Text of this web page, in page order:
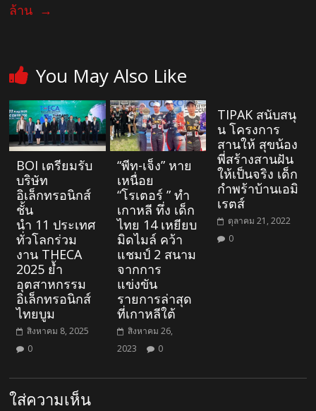
ล้าน →
You May Also Like
BOI เตรียมรับ
บริษัท
อิเล็กทรอนิกส์
ชั้น
นำ 11 ประเทศ
ทั่วโลกร่วม
งาน THECA
2025 ย้ำ
อุตสาหกรรม
อิเล็กทรอนิกส์
ไทยบูม
สิงหาคม 8, 2025
0
“พีท-เจ็ง” หาย
เหนื่อย
“โรเตอร์ ” ทำ
เกาหลี ทึ่ง เด็ก
ไทย 14 เหยียบ
มิดไมล์ คว้า
แชมป์ 2 สนาม
จากการ
แข่งขัน
รายการล่าสุด
ที่เกาหลีใต้
สิงหาคม 26,
2023
0
TIPAK สนับสนุ
น โครงการ
สานให้ สุขน้อง
พี่สร้างสานฝัน
ให้เป็นจริง เด็ก
กำพร้าบ้านเอมิ
เรตส์
ตุลาคม 21, 2022
0
ใส่ความเห็น